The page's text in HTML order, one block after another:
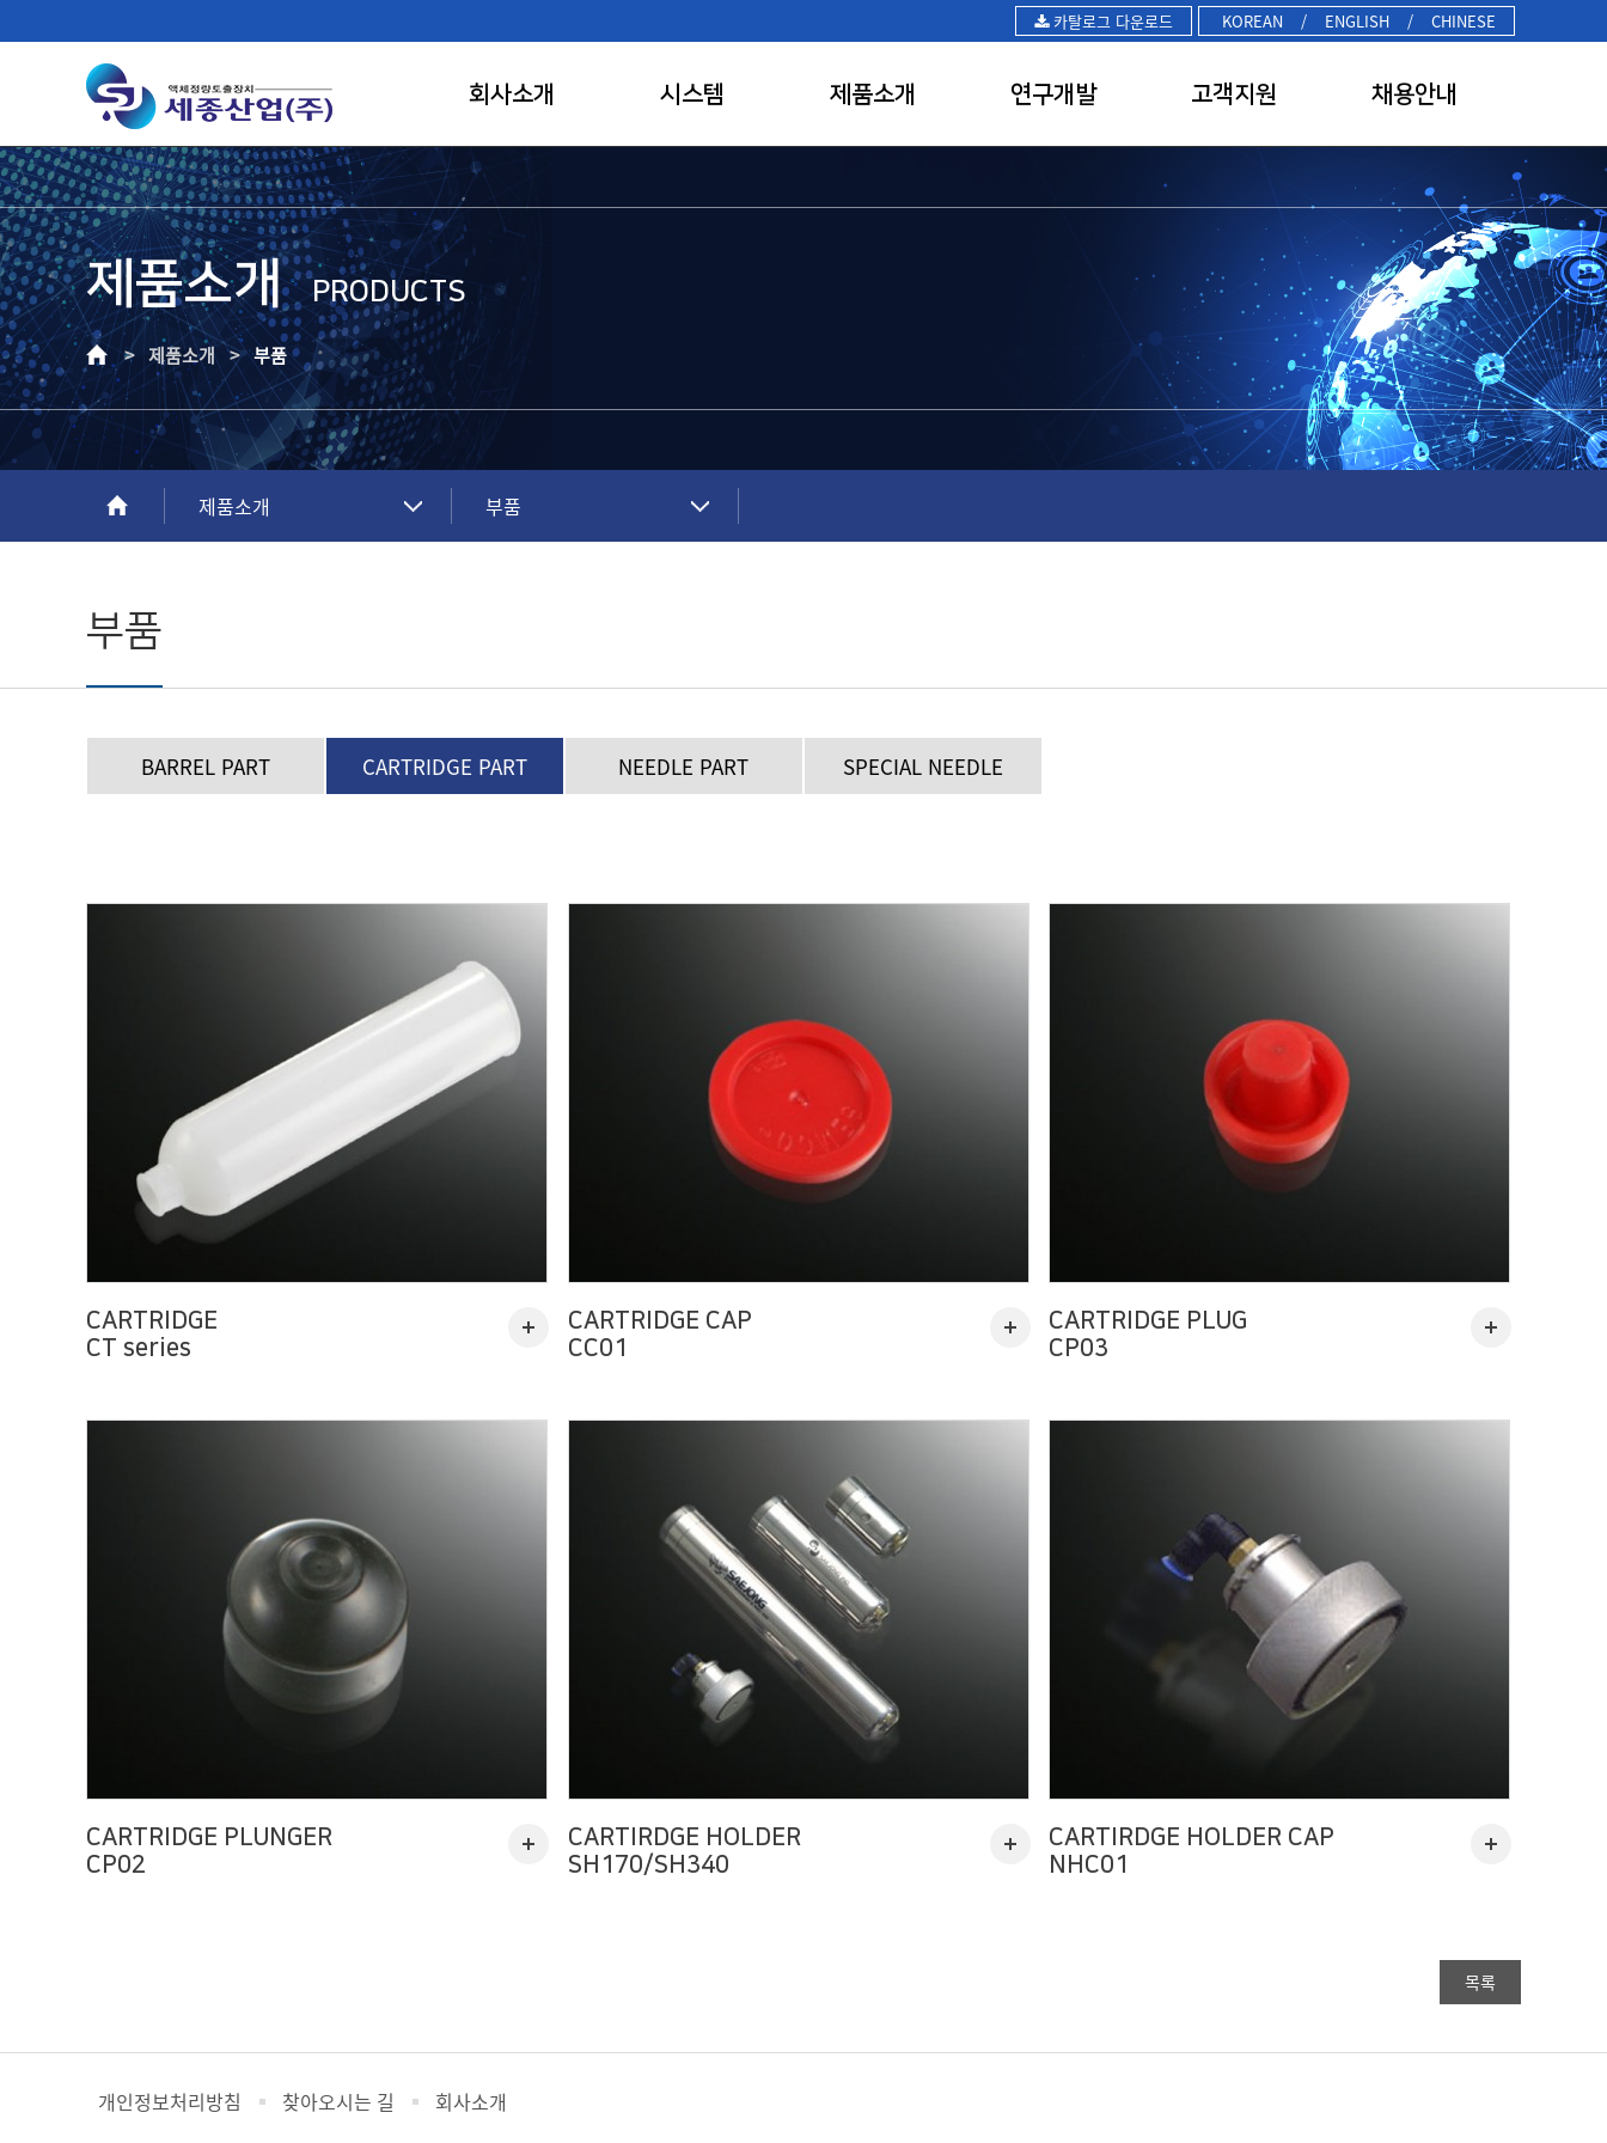
카탈로그 다운로드 KOREAN / ENGLISH / CHINESE
회사소개 시스템 제품소개 연구개발 고객지원 채용안내
FIRST RANK OF LIQUID CONTROL
SAEJONG IND.
고객이 신뢰하는 기업, 고객만족의 가치를
창조하는 건실한 기업으로 성장하겠습니다.
제품소개 PRODUCTS
> 제품소개 >부품
제품소개 부품
부품
BARREL PART CARTRIDGE PART NEEDLE PART SPECIAL NEEDLE
CARTRIDGE
CT series
CARTRIDGE CAP
CC01
CARTRIDGE PLUG
CP03
CARTRIDGE PLUNGER
CP02
CARTIRDGE HOLDER
SH170/SH340
CARTIRDGE HOLDER CAP
NHC01
목록
개인정보처리방침 찾아오시는 길 회사소개